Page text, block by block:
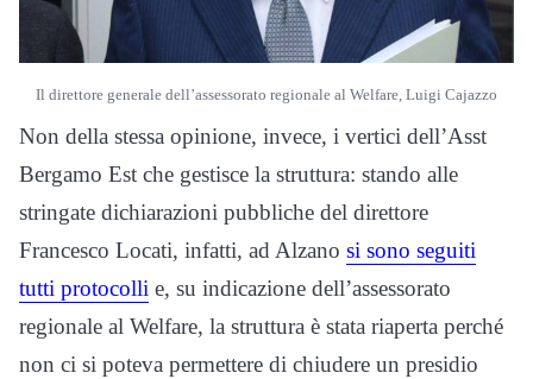
Il direttore generale dell’assessorato regionale al Welfare, Luigi Cajazzo
Non della stessa opinione, invece, i vertici dell’Asst
Bergamo Est che gestisce la struttura: stando alle
stringate dichiarazioni pubbliche del direttore
Francesco Locati, infatti, ad Alzano si sono seguiti
tutti protocolli e, su indicazione dell’assessorato
regionale al Welfare, la struttura è stata riaperta perché
non ci si poteva permettere di chiudere un presidio